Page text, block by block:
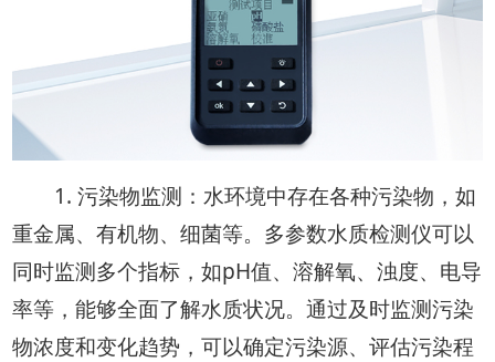
1. 污染物监测：水环境中存在各种污染物，如
重金属、有机物、细菌等。多参数水质检测仪可以
同时监测多个指标，如pH值、溶解氧、浊度、电导
率等，能够全面了解水质状况。通过及时监测污染
物浓度和变化趋势，可以确定污染源、评估污染程